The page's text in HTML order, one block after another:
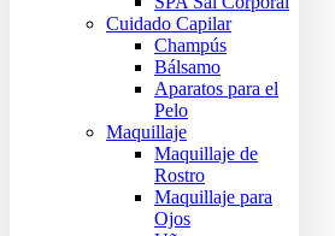
Cuidado Capilar
Champús
Bálsamo
Aparatos para el
Pelo
Maquillaje
Maquillaje de
Rostro
Maquillaje para
Ojos